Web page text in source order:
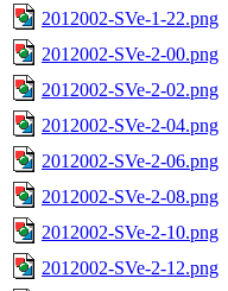
2012002-SVe-1-22.png
2012002-SVe-2-00.png
2012002-SVe-2-02.png
2012002-SVe-2-04.png
2012002-SVe-2-06.png
2012002-SVe-2-08.png
2012002-SVe-2-10.png
2012002-SVe-2-12.png